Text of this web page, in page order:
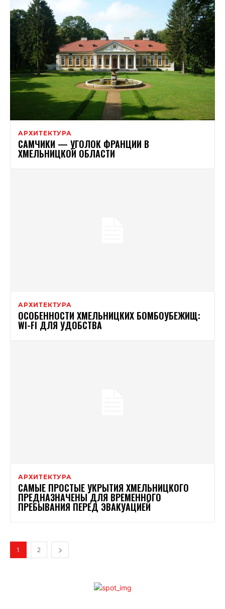
АРХИТЕКТУРА
САМЧИКИ — УГОЛОК ФРАНЦИИ В
ХМЕЛЬНИЦКОЙ ОБЛАСТИ
АРХИТЕКТУРА
ОСОБЕННОСТИ ХМЕЛЬНИЦКИХ БОМБОУБЕЖИЩ:
WI-FI ДЛЯ УДОБСТВА
АРХИТЕКТУРА
САМЫЕ ПРОСТЫЕ УКРЫТИЯ ХМЕЛЬНИЦКОГО
ПРЕДНАЗНАЧЕНЫ ДЛЯ ВРЕМЕННОГО
ПРЕБЫВАНИЯ ПЕРЕД ЭВАКУАЦИЕЙ
1 2